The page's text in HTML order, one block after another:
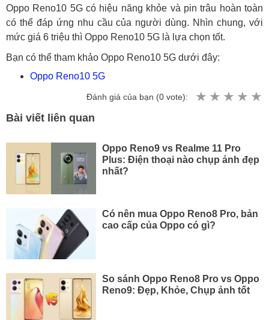
Oppo Reno10 5G có hiệu năng khỏe và pin trâu hoàn toàn
có thể đáp ứng nhu cầu của người dùng. Nhìn chung, với
mức giá 6 triệu thì Oppo Reno10 5G là lựa chọn tốt.
Bạn có thể tham khảo Oppo Reno10 5G dưới đây:
Oppo Reno10 5G
Đánh giá của bạn (0 vote):
Bài viết liên quan
Oppo Reno9 vs Realme 11 Pro
Plus: Điện thoại nào chụp ảnh đẹp
nhất?
Có nên mua Oppo Reno8 Pro, bản
cao cấp của Oppo có gì?
So sánh Oppo Reno8 Pro vs Oppo
Reno9: Đẹp, Khỏe, Chụp ảnh tốt